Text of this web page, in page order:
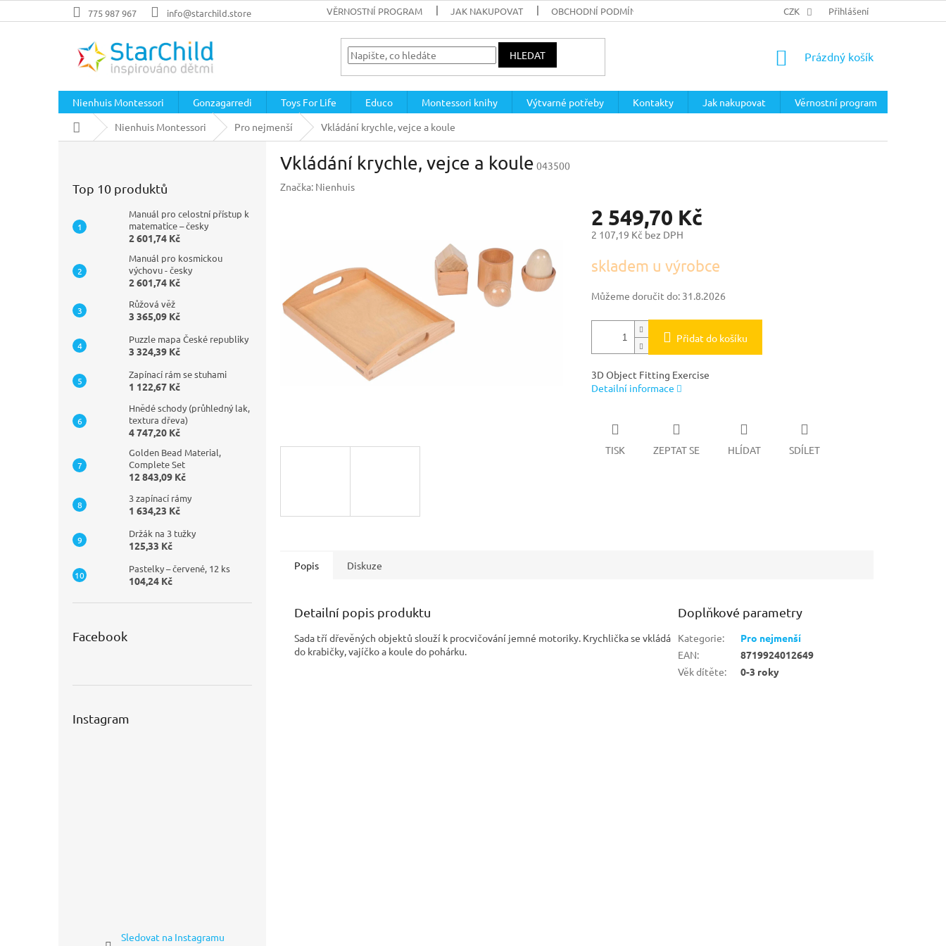
na
775 987 967 info@starchild.store VĚRNOSTNÍ PROGRAM JAK NAKUPOVAT OBCHODNÍ PODMÍNKY PODMÍNKY OCHRANY OSOBNÍCH ÚDAJŮ
CZK Přihlášení
HLEDAT
NÁKUPNÍ
Prázdný košík
Nienhuis Montessori Gonzagarredi Toys For Life Educo Montessori knihy Výtvarné potřeby Kontakty Jak nakupovat
Věrnostní program
Domů
Nienhuis Montessori Pro nejmenší Vkládání krychle, vejce a koule
Top 10 produktů
Manuál pro celostní přístup k
matematice – česky
2 601,74 Kč
Manuál pro kosmickou
výchovu - česky
2 601,74 Kč
Růžová věž
3 365,09 Kč
Puzzle mapa České republiky
3 324,39 Kč
Zapínací rám se stuhami
1 122,67 Kč
Hnědé schody (průhledný lak,
textura dřeva)
4 747,20 Kč
Golden Bead Material,
Complete Set
12 843,09 Kč
3 zapínací rámy
1 634,23 Kč
Držák na 3 tužky
125,33 Kč
Pastelky – červené, 12 ks
104,24 Kč
Facebook
Instagram
Sledovat na Instagramu
Vkládání krychle, vejce a koule 043500
Značka: Nienhuis
2 549,70 Kč
2 107,19 Kč bez DPH
cena:
skladem u výrobce
Můžeme doručit do: 31.8.2026
Přidat do košíku
3D Object Fitting Exercise
Detailní informace
TISK ZEPTAT SE HLÍDAT SDÍLET
Popis Diskuze
Detailní popis produktu
Sada tří dřevěných objektů slouží k procvičování jemné motoriky. Krychlička se vkládá
do krabičky, vajíčko a koule do pohárku.
Doplňkové parametry
Kategorie:
Pro nejmenší
EAN:
8719924012649
Věk dítěte: 0-3 roky